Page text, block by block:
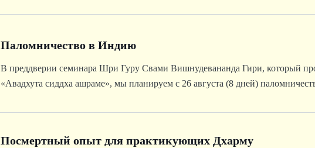
Паломничество в Индию
В преддверии семинара Шри Гуру Свами Вишнудевананда Гири, который
«Авадхута сиддха ашраме», мы планируем с 26 августа (8 дней)
Посмертный опыт для практикующих Дхарму